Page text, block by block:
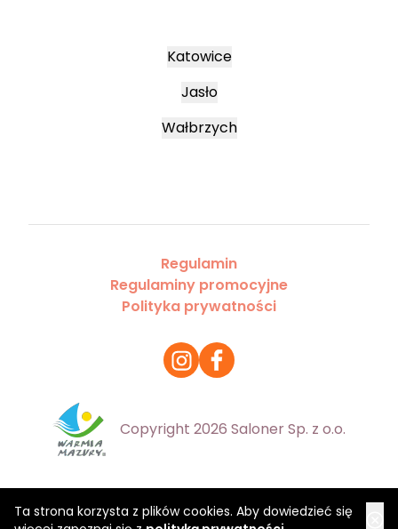
Ta strona korzysta z plików cookies. Aby dowiedzieć się
Katowice
Jasło
Wałbrzych
Regulamin
Regulaminy promocyjne
Polityka prywatności
Copyright 2026 Saloner Sp. z o.o.